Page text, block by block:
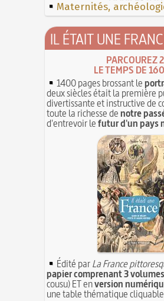
Maternités,
IL ÉTAIT UNE
PARCOUREZ
LE TEMPS DE
1400 pages brossant le
deux siècles était la première
divertissante et instructive de
toute la richesse denotre
d'entrevoir lefutur d'un pays
Édité parLa France
papier comprenant 3
cousu) ET enversion
une table thématique